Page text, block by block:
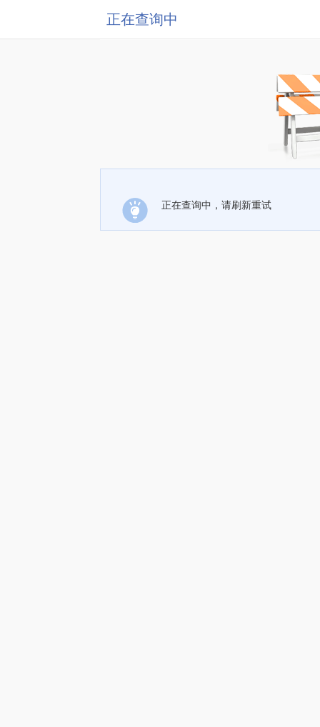
正在查询中
正在查询中，请刷新重试